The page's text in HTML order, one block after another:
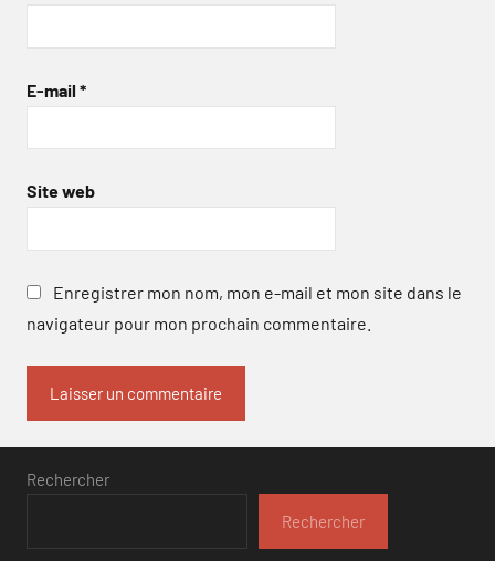
E-mail *
Site web
Enregistrer mon nom, mon e-mail et mon site dans le
navigateur pour mon prochain commentaire.
Rechercher
Rechercher